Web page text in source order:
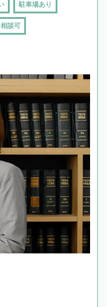
駐車場あり
談可